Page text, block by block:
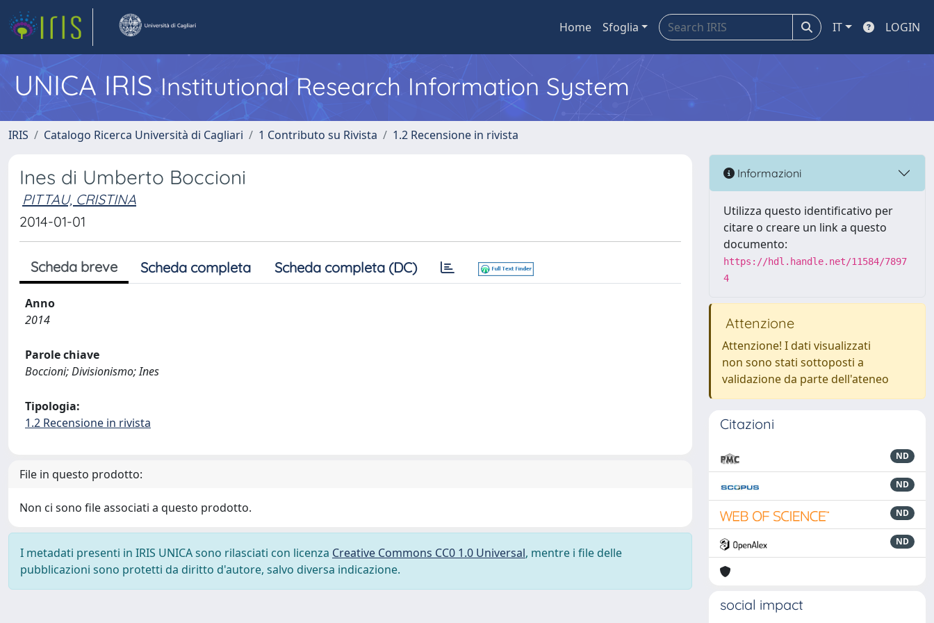
Home Sfoglia IT LOGIN
UNICA IRISInstitutional Research Information System
IRIS Catalogo Ricerca Università di Cagliari 1 Contributo su Rivista 1.2 Recensione in rivista
Ines di Umberto Boccioni
PITTAU, CRISTINA
2014-01-01
Scheda breve Scheda completa Scheda completa (DC)
Anno
2014
Parole chiave
Boccioni; Divisionismo; Ines
Tipologia:
1.2 Recensione in rivista
File in questo prodotto:
Non ci sono file associati a questo prodotto.
I metadati presenti in IRIS UNICA sono rilasciati con licenza Creative Commons CC0 1.0 Universal, mentre i file delle
pubblicazioni sono protetti da diritto d'autore, salvo diversa indicazione.
Informazioni
Utilizza questo identificativo per
citare o creare un link a questo
documento:
https://hdl.handle.net/11584/7897
4
Attenzione
Attenzione! I dati visualizzati
non sono stati sottoposti a
validazione da parte dell'ateneo
Citazioni
ND
ND
ND
ND
social impact